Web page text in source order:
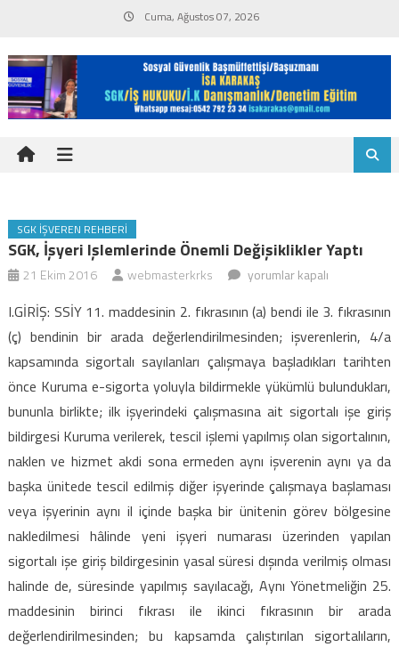
content
Cuma, Ağustos 07, 2026
SGK İŞVEREN REHBERI
SGK, İşyeri Işlemlerinde Önemli Değişiklikler Yaptı
21 Ekim 2016 webmasterkrks
SGK,
işlemlerinde
önemli
değişiklikler
yaptı
için
yorumlar kapalı
I.GİRİŞ: SSİY 11. maddesinin 2. fıkrasının (a) bendi ile 3. fıkrasının
(ç) bendinin bir arada değerlendirilmesinden; işverenlerin, 4/a
kapsamında sigortalı sayılanları çalışmaya başladıkları tarihten
önce Kuruma e-sigorta yoluyla bildirmekle yükümlü bulundukları,
bununla birlikte; ilk işyerindeki çalışmasına ait sigortalı işe giriş
bildirgesi Kuruma verilerek, tescil işlemi yapılmış olan sigortalının,
naklen ve hizmet akdi sona ermeden aynı işverenin aynı ya da
başka ünitede tescil edilmiş diğer işyerinde çalışmaya başlaması
veya işyerinin aynı il içinde başka bir ünitenin görev bölgesine
nakledilmesi hâlinde yeni işyeri numarası üzerinden yapılan
sigortalı işe giriş bildirgesinin yasal süresi dışında verilmiş olması
halinde de, süresinde yapılmış sayılacağı, Aynı Yönetmeliğin 25.
maddesinin birinci fıkrası ile ikinci fıkrasının bir arada
değerlendirilmesinden; bu kapsamda çalıştırılan sigortalıların,